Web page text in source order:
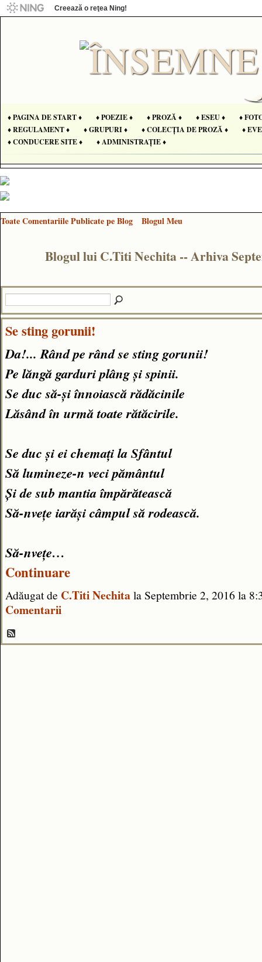
Creează o reţea Ning!
♦ PAGINA DE START ♦ ♦ POEZIE ♦ ♦ PROZĂ ♦ ♦ ESEU ♦
♦
♦ REGULAMENT ♦
♦ GRUPURI ♦ ♦ COLECȚIA DE PROZĂ ♦
♦
♦ CONDUCERE SITE ♦
♦ ADMINISTRAȚIE ♦
Toate Comentariile Publicate pe Blog Blogul Meu
Blogul lui C.Titi Nechita -- Arhiva
Se sting gorunii!
Da!... Rând pe rând se sting gorunii!
Pe lăngă garduri plâng și spinii.
Se duc să-și înnoiască rădăcinile
Lăsând în urmă toate rătăcirile.
Se duc și ei chemați la Sfântul
Să lumineze-n veci pământul
Și de sub mantia împărătească
Să-nvețe iarăși câmpul să rodească.
Să-nvețe…
Continuare
Adăugat de C.Titi Nechitala Septembrie 2, 2016 la
Comentarii